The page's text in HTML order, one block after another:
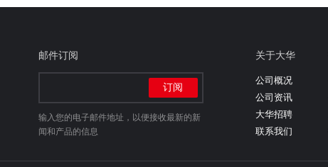
邮件订阅
输入您的电子邮件地址，以便接收最新的新
闻和产品的信息
关于大华
公司概况
公司资讯
大华招聘
联系我们